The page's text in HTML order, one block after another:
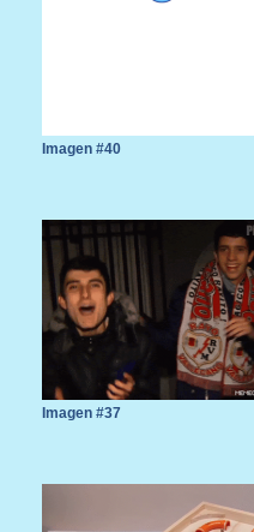
Imagen #40
Imagen #37